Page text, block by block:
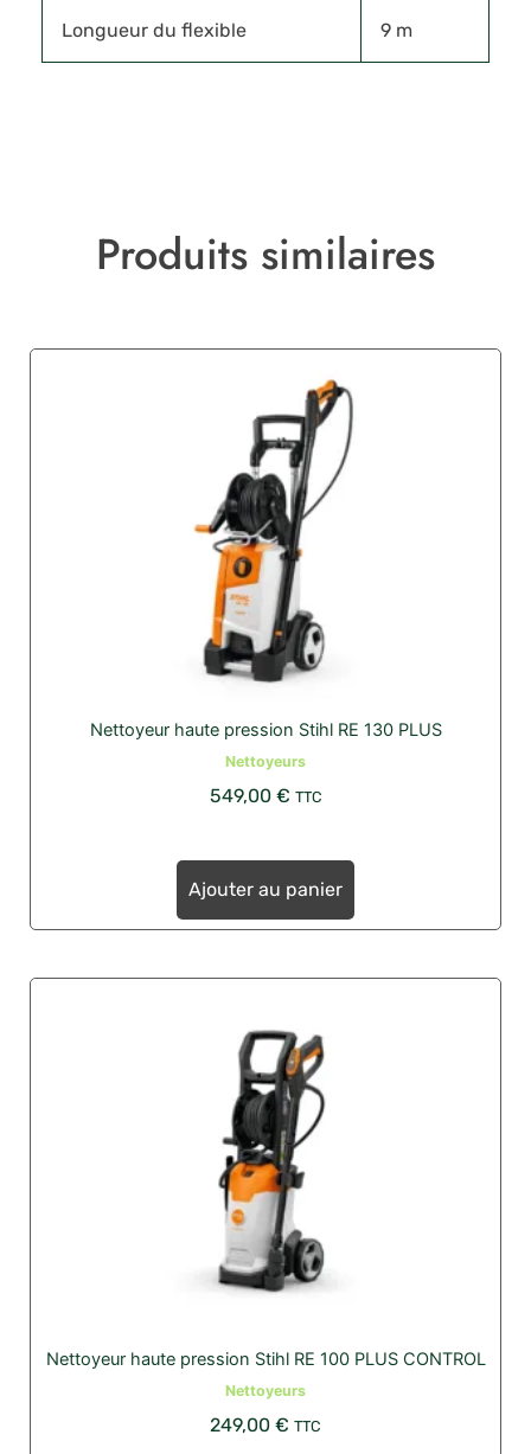
Longueur du flexible 9 m
Produits similaires
Nettoyeur haute pression Stihl RE 130 PLUS
Nettoyeurs
549,00 € TTC
Ajouter au panier
Nettoyeur haute pression Stihl RE 100 PLUS CONTROL
Nettoyeurs
249,00 € TTC